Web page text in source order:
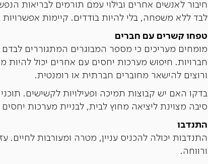
חיבור לאנשים אחרים ובילוי עמם תורמים לבריאות
לבד ללא משפחה, בלי להיות בודדים. קיימות אפשרויות
טפחו קשרים עם חברים
מומחים מעריכים כי מספר המבוגרים המתגוררים לבדם
חברויות. חיפוש מערכות יחסים עם אחרים יכול
ורוצים להישאר מחוברים חברתית או רומנטית.
בדקו האם יש קבוצות תמיכה ופעילויות לקשישים.
סיבה מצוינת ליציאה מחוץ לבית, לבניית מערכות
התנדבו
התנדבות יכולה להכניס עניין, מטרה ומעורבות
ורווחה.